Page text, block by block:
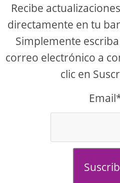
Recibe
directamente en tu
Simplemente
correo electrónico a
clic en